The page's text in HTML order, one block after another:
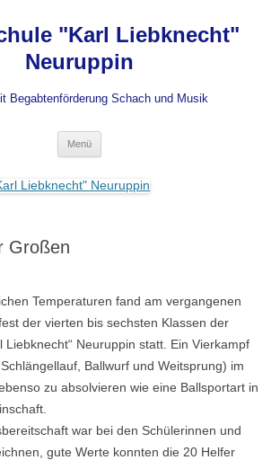
"Karl Liebknecht"
Neuruppin
Begabtenförderung Schach und Musik
Menü
Großen
Temperaturen fand am vergangenen
der vierten bis sechsten Klassen der
Liebknecht“ Neuruppin statt. Ein Vierkampf
Ballwurf und Weitsprung) im
zu absolvieren wie eine Ballsportart in
war bei den Schülerinnen und
gute Werte konnten die 20 Helfer